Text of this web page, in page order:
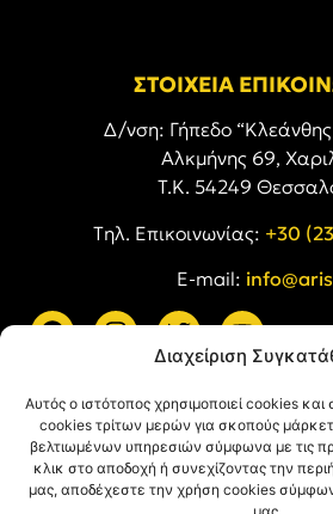
Διαχείριση
Αυτός ο ιστότοπος χρησιμοποιεί cookies
cookies τρίτων μερών για σκοπούς
βελτιωμένων υπηρεσιών σύμφωνα με τις
κλικ στο αποδοχή ή συνεχίζοντας την
μας, αποδέχεστε την χρήση cookies
ΣΤΟΙΧΕΙΑ
Δ/νση: Γήπεδο “Κλεάνθης
Αλκμήνης 69,
Τ.Κ. 54249
Tηλ. Επικοινωνίας: +30
E-mail: